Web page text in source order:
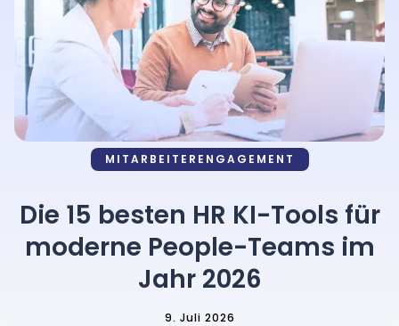
Warum Eletive?
Kunden
Ressourcen
: German
MITARBEITERENGAGEMENT
Die 15 besten HR KI-Tools für
moderne People-Teams im
Jahr 2026
9. Juli 2026